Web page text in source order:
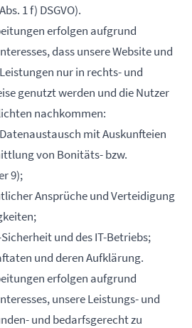
1 f) DSGVO).
erfolgen aufgrund
dass unsere Website und
nur in rechts- und
genutzt werden und die Nutzer
nachkommen:
mit Auskunfteien
von Bonitäts- bzw.
9);
Ansprüche und Verteidigung
und des IT-Betriebs;
und deren Aufklärung.
erfolgen aufgrund
unsere Leistungs- und
und bedarfsgerecht zu